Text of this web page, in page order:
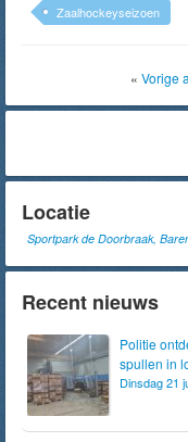
Zaalhockeyseizoen
« Vorige
Locatie
Sportpark de Doorbraak,
Recent nieuws
Politie
spullen in
Dinsdag 21